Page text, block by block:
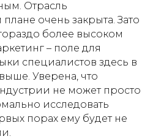
Отрасль
очень закрыта. Зато
более высоком
– поле для
специалистов здесь в
Уверена, что
не может просто
исследовать
порах ему будет не